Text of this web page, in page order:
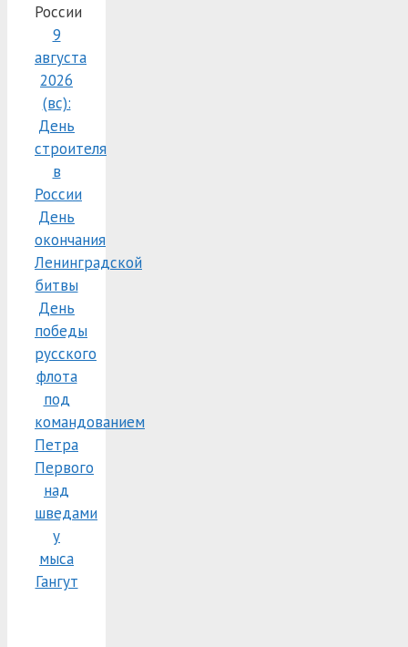
России
9
августа
2026
(вс):
День
строителя
в
России
День
окончания
Ленинградской
битвы
День
победы
русского
флота
под
командованием
Петра
Первого
над
шведами
у
мыса
Гангут